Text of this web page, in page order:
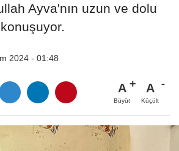
Ayva'nın uzun ve dolu
2024 - 01:48
A
Büyüt
A
Küçült